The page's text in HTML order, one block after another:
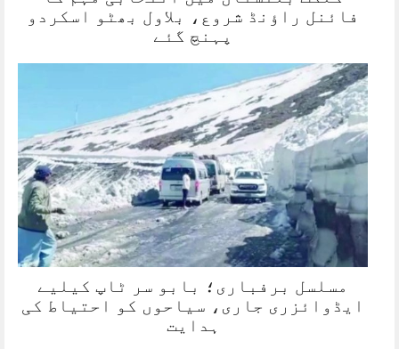
فائنل راؤنڈ شروع، بلاول بھٹو اسکردو
پہنچ گئے
مسلسل برفباری؛ بابو سر ٹاپ کیلیے
ایڈوائزری جاری، سیاحوں کو احتیاط کی
ہدایت